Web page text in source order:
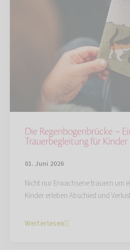
Die Regenbogenbrücke –
Trauerbegleitung für Kinder
01. Juni 2026
Nicht nur Erwachsene trauern um
Kinder erleben Abschied und
Weiterlesen